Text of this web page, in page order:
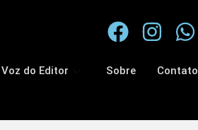
Voz do Editor Sobre Contato